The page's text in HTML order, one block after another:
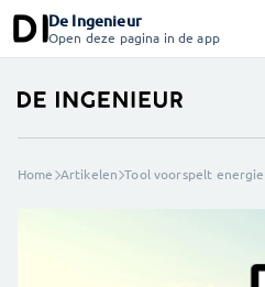
De Ingenieur
Open deze pagina in de app
Home Artikelen Tool voorspelt